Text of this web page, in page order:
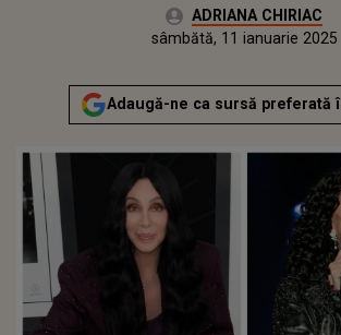
Autor:ADRIANA CHIRIAC
Publicat:
sâmbătă, 11 ianuarie 2025
Adaugă-ne ca sursă preferată